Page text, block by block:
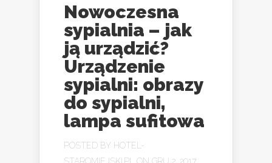
Nowoczesna
sypialnia – jak
ją urządzić?
Urządzenie
sypialni: obrazy
do sypialni,
lampa sufitowa
POSTED BY HOTEL-
STAROMIEJSKI.PL
ON GRU 2, 2017